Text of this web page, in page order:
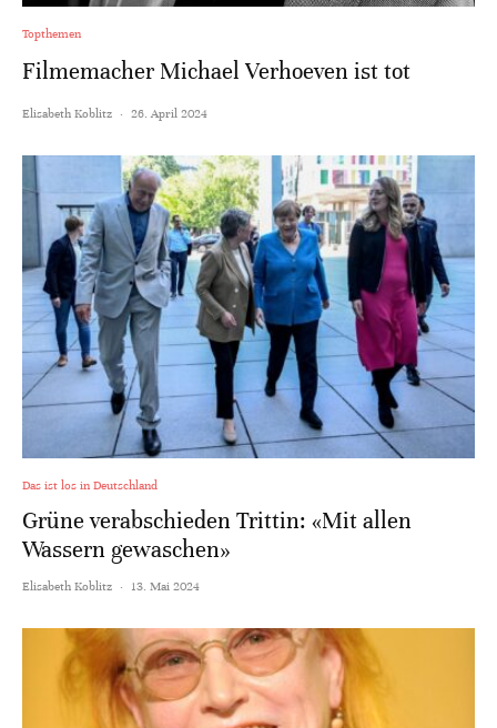
Topthemen
Filmemacher Michael Verhoeven ist tot
Elisabeth Koblitz · 26. April 2024
Das ist los in Deutschland
Grüne verabschieden Trittin: «Mit allen
Wassern gewaschen»
Elisabeth Koblitz · 13. Mai 2024